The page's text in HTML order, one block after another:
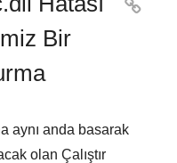
Bir

aynı anda basarak
olan Çalıştır